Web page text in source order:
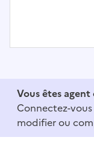
f
Vous êtes
Connectez-vous
modifier ou